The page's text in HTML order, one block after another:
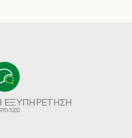
ΕΞΥΠΗΡΕΤΗΣΗ
5200